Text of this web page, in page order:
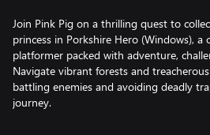
Join Pink Pig on a thrilling quest to
princess in Porkshire Hero (Windows), a
platformer packed with adventure,
Navigate vibrant forests and
battling enemies and avoiding deadly
journey.